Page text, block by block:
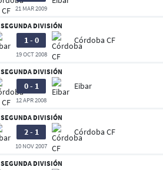
21 MAR 2009
SEGUNDA DIVISIÓN
1 - 0 Córdoba CF
19 OCT 2008
SEGUNDA DIVISIÓN
0 - 1 Eibar
12 APR 2008
SEGUNDA DIVISIÓN
2 - 1 Córdoba CF
10 NOV 2007
SEGUNDA DIVISIÓN